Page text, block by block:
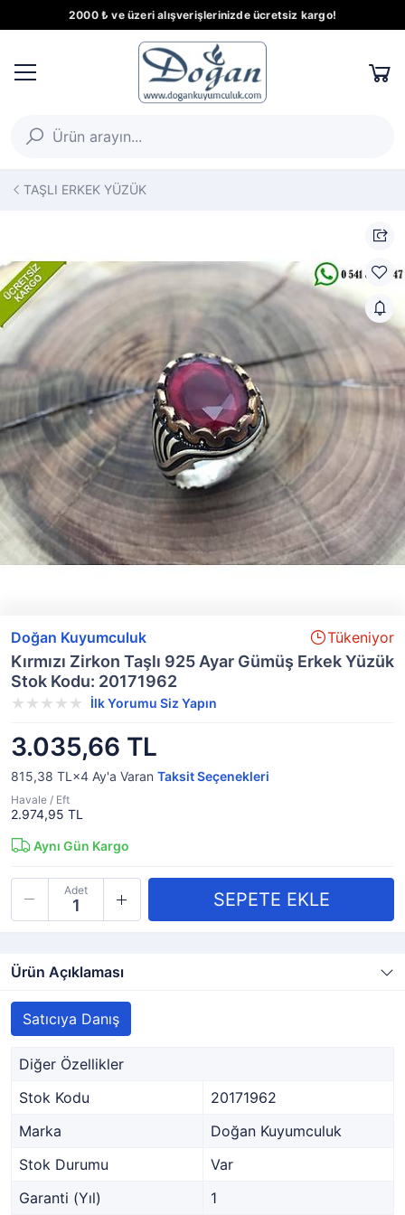
2000 ₺ ve üzeri alışverişlerinizde ücretsiz kargo!
TAŞLI ERKEK YÜZÜK
Doğan Kuyumculuk Tükeniyor
Kırmızı Zirkon Taşlı 925 Ayar Gümüş Erkek Yüzük
Stok Kodu: 20171962
İlk Yorumu Siz Yapın
3.035,66 TL
815,38 TL×4 Ay'a Varan Taksit Seçenekleri
Havale / Eft
2.974,95 TL
Aynı Gün Kargo
Adet
Ürün Açıklaması
Satıcıya Danış
Diğer Özellikler
Stok Kodu
20171962
Marka
Doğan Kuyumculuk
Stok Durumu
Var
Garanti (Yıl)
1